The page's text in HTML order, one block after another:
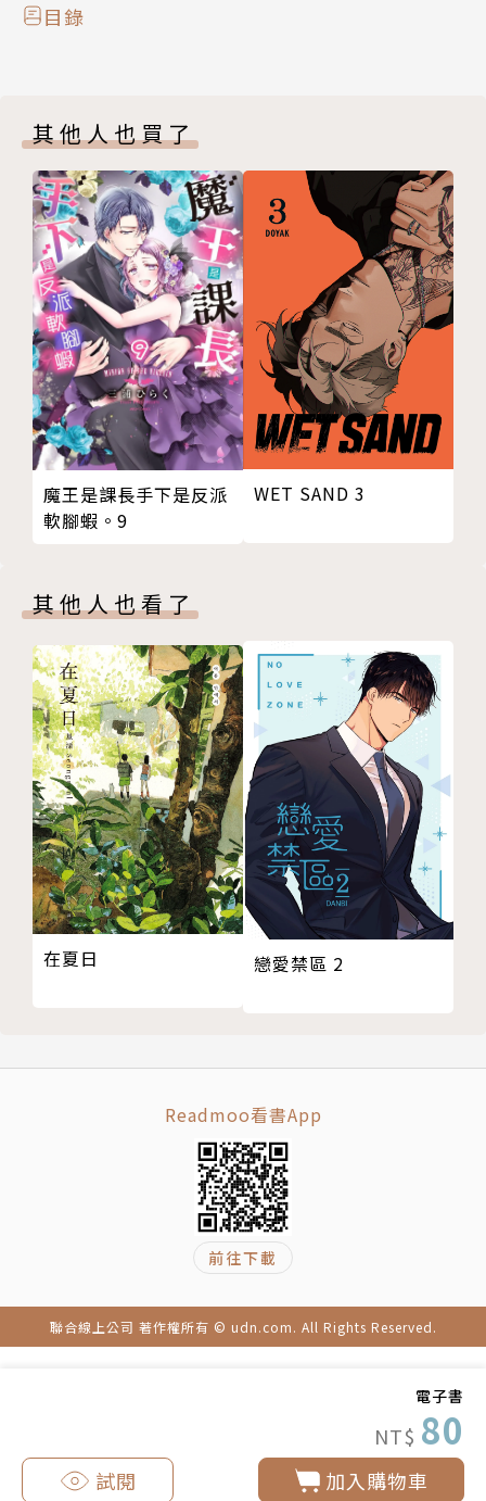
電子書
NT$ 80
加入購物車
試閱
目錄
其他人也買了
魔王是課長手下是反派
軟腳蝦。9
WET SAND 3
其他人也看了
在夏日 戀愛禁區 2
Readmoo看書App
前往下載
聯合線上公司 著作權所有 © udn.com. All Rights Reserved.